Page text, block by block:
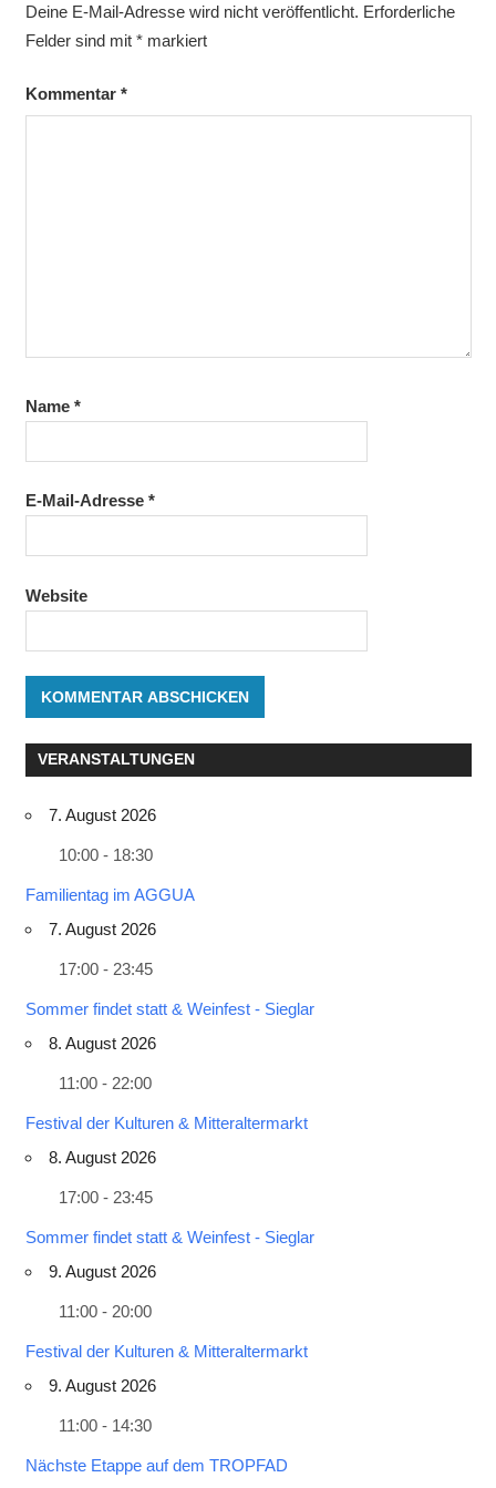
Deine E-Mail-Adresse wird nicht veröffentlicht. Erforderliche
Felder sind mit *markiert
Kommentar *
Name *
E-Mail-Adresse *
Website
VERANSTALTUNGEN
7. August 2026
10:00 - 18:30
Familientag im AGGUA
7. August 2026
17:00 - 23:45
Sommer findet statt & Weinfest - Sieglar
8. August 2026
11:00 - 22:00
Festival der Kulturen & Mitteraltermarkt
8. August 2026
17:00 - 23:45
Sommer findet statt & Weinfest - Sieglar
9. August 2026
11:00 - 20:00
Festival der Kulturen & Mitteraltermarkt
9. August 2026
11:00 - 14:30
Nächste Etappe auf dem TROPFAD